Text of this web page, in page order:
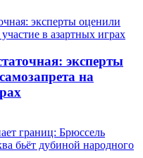
эксперты
на